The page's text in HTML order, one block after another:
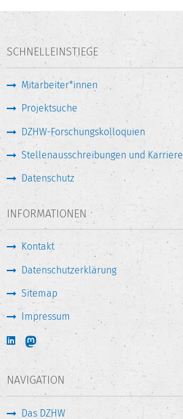
SCHNELLEINSTIEGE
Mitarbeiter*innen
Projektsuche
DZHW-Forschungskolloquien
Stellenausschreibungen und Karriere
Datenschutz
INFORMATIONEN
Kontakt
Datenschutzerklärung
Sitemap
Impressum
NAVIGATION
Das DZHW